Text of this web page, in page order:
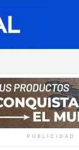
PUBLICIDAD